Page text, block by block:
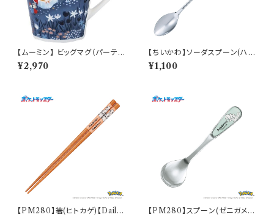
【ムーミン】 ビッグマグ（パーテ
ィ）【MM3200】MM3203-35
¥2,970
【ちいかわ】ソーダスプーン(ハチ
ワレ)【CKW40】CKW42-850
¥1,100
【PM280】箸(ヒトカゲ)【Daily
【PM280】スプーン(ゼニガメ)